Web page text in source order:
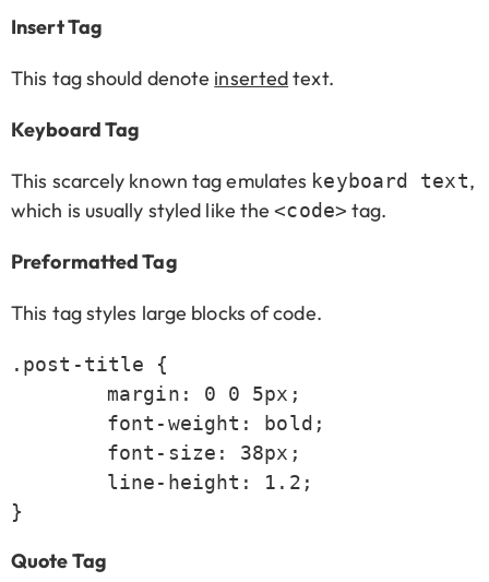
Insert Tag
This tag should denote insertedtext.
Keyboard Tag
This scarcely known tag emulates keyboard text,
which is usually styled like the<code> tag.
Preformatted Tag
This tag styles large blocks of code.
.post-title {
}
Quote Tag